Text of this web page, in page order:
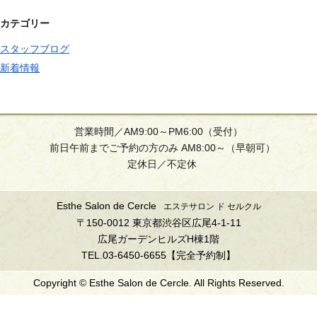
カテゴリー
スタッフブログ
新着情報
営業時間／AM9:00～PM6:00（受付）
前日午前までご予約の方のみ AM8:00～（早朝可）
定休日／不定休
Esthe Salon de Cercle エステサロン ド セルクル
〒150-0012 東京都渋谷区広尾4-1-11
広尾ガーデンヒルズH棟1階
TEL.03-6450-6655【完全予約制】
Copyright © Esthe Salon de Cercle. All Rights Reserved.